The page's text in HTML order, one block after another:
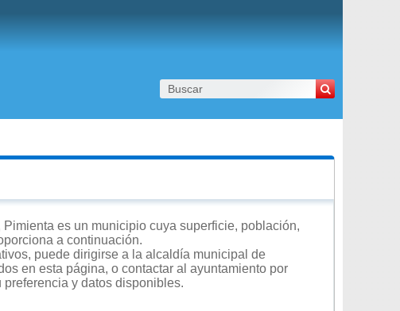
es un municipio cuya superficie, población,
a continuación.
puede dirigirse a la alcaldía municipal de
en esta página, o contactar al ayuntamiento por
y datos disponibles.